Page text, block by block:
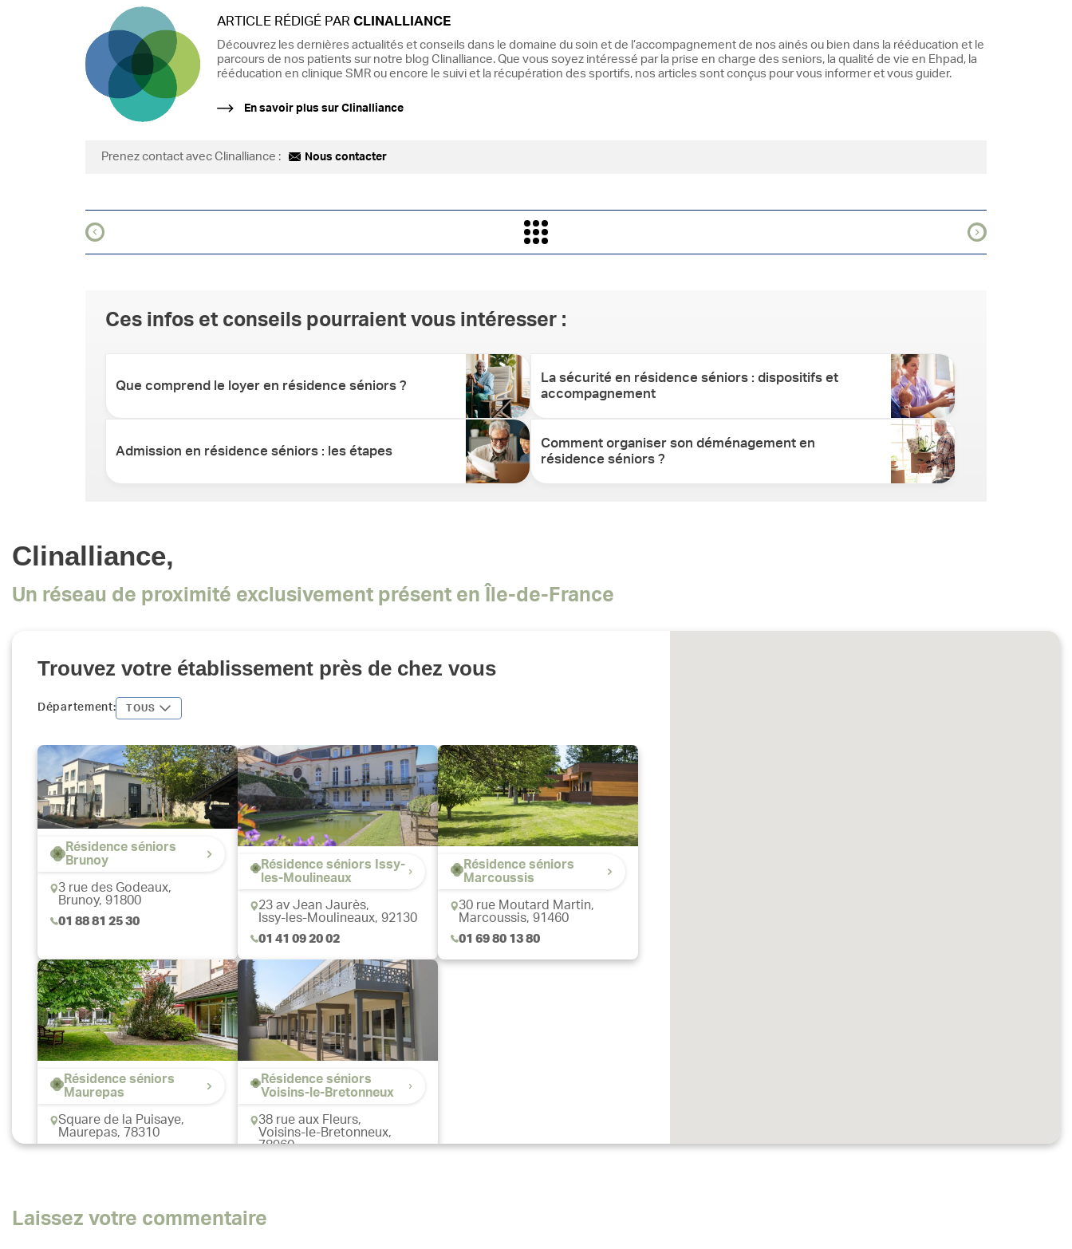
ARTICLE RÉDIGÉ PAR CLINALLIANCE
Découvrez les dernières actualités et conseils dans le domaine du soin et de l’accompagnement de nos ainés ou bien dans la rééducation et le
parcours de nos patients sur notre blog Clinalliance. Que vous soyez intéressé par la prise en charge des seniors, la qualité de vie en Ehpad, la
rééducation en clinique SMR ou encore le suivi et la récupération des sportifs, nos articles sont conçus pour vous informer et vous guider.
En savoir plus sur Clinalliance
Prenez contact avec Clinalliance : Nous contacter
Ces infos et conseils pourraient vous intéresser :
Que comprend le loyer en résidence séniors ?
La sécurité en résidence séniors : dispositifs et
accompagnement
Admission en résidence séniors : les étapes
Comment organiser son déménagement en
résidence séniors ?
Clinalliance,
Un réseau de proximité exclusivement présent en Île-de-France
Trouvez votre établissement près de chez vous
Département: TOUS
Résidence séniors
Brunoy
3 rue des Godeaux,
Brunoy, 91800
01 88 81 25 30
Résidence séniors Issy-
les-Moulineaux
23 av Jean Jaurès,
Issy-les-Moulineaux, 92130
01 41 09 20 02
Résidence séniors
Marcoussis
30 rue Moutard Martin,
Marcoussis, 91460
01 69 80 13 80
Résidence séniors
Maurepas
Square de la Puisaye,
Maurepas, 78310
Résidence séniors
Voisins-le-Bretonneux
38 rue aux Fleurs,
Voisins-le-Bretonneux,
78960
Laissez votre commentaire